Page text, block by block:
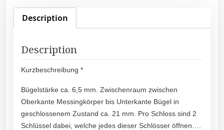
Description
Description
Kurzbeschreibung *
Bügelstärke ca. 6,5 mm. Zwischenraum zwischen
Oberkante Messingkörper bis Unterkante Bügel in
geschlossenem Zustand ca. 21 mm. Pro Schloss sind 2
Schlüssel dabei, welche jedes dieser Schlösser öffnen….